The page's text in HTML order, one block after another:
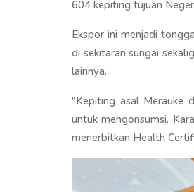
604 kepiting tujuan
Ekspor ini menjadi
di sekitaran sungai
lainnya.
"Kepiting asal Merauke
untuk mengonsumsi.
menerbitkan Health